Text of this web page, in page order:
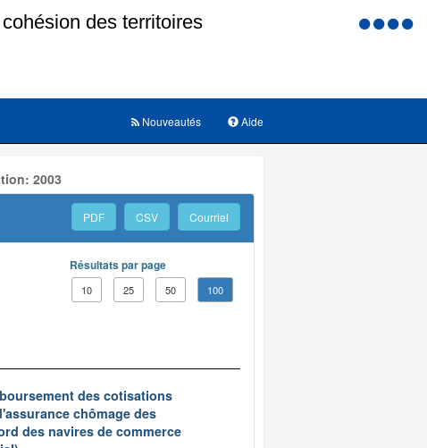
Menu
Aide
Nouveautés
2003
PDF CSV Courriel
Résultats par page
10 25 50 100
des cotisations
chômage des
des navires de commerce